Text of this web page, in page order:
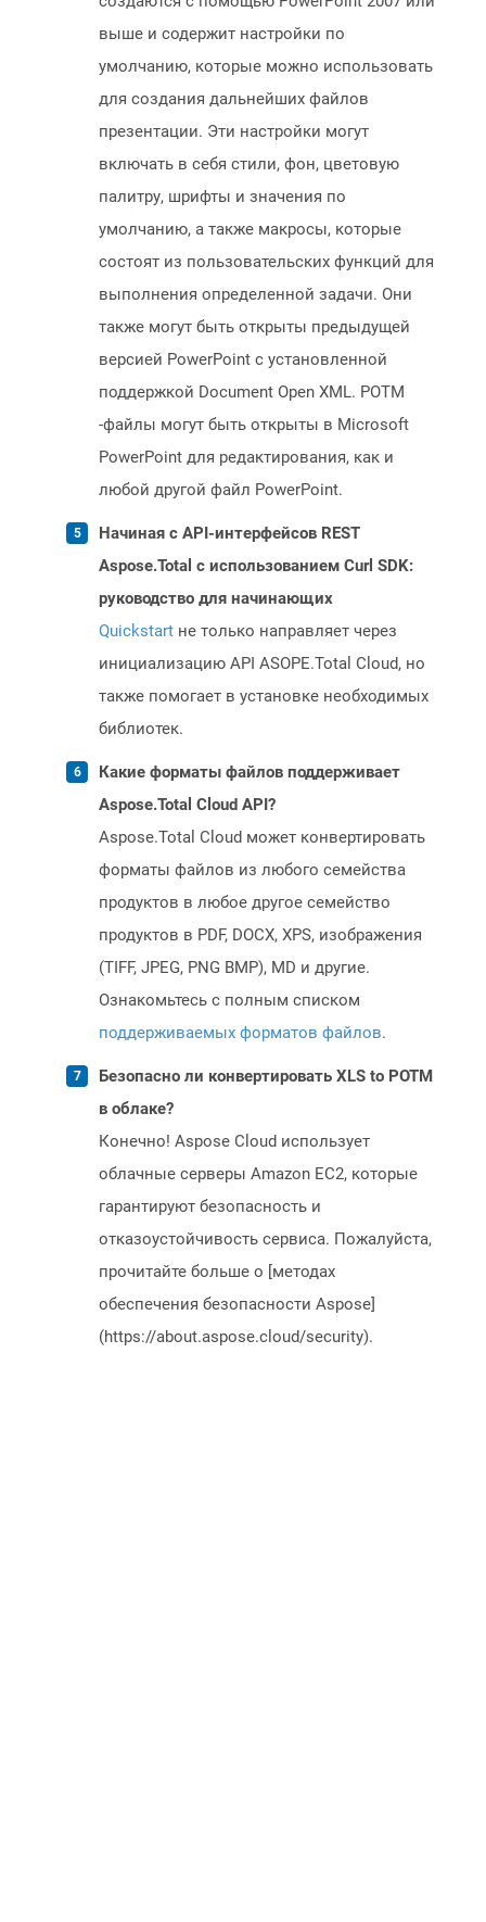
выше и содержит настройки по
умолчанию, которые можно использовать
для создания дальнейших файлов
презентации. Эти настройки могут
включать в себя стили, фон, цветовую
палитру, шрифты и значения по
умолчанию, а также макросы, которые
состоят из пользовательских функций для
выполнения определенной задачи. Они
также могут быть открыты предыдущей
версией PowerPoint с установленной
поддержкой Document Open XML. POTM
-файлы могут быть открыты в Microsoft
PowerPoint для редактирования, как и
любой другой файл PowerPoint.
Начиная с API-интерфейсов REST
Aspose.Total с использованием Curl SDK:
руководство для начинающих
Quickstart не только направляет через
инициализацию API ASOPE.Total Cloud, но
также помогает в установке необходимых
библиотек.
Какие форматы файлов поддерживает
Aspose.Total Cloud API?
Aspose.Total Cloud может конвертировать
форматы файлов из любого семейства
продуктов в любое другое семейство
продуктов в PDF, DOCX, XPS, изображения
(TIFF, JPEG, PNG BMP), MD и другие.
Ознакомьтесь с полным списком
поддерживаемых форматов файлов.
Безопасно ли конвертировать XLS to POTM
в облаке?
Конечно! Aspose Cloud использует
облачные серверы Amazon EC2, которые
гарантируют безопасность и
отказоустойчивость сервиса. Пожалуйста,
прочитайте больше о [методах
обеспечения безопасности Aspose]
(https://about.aspose.cloud/security).